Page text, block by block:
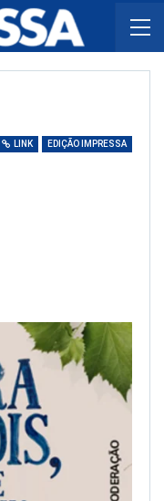
LINK EDIÇÃO IMPRESSA